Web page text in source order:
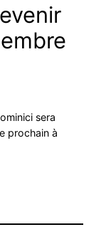
sera
prochain à